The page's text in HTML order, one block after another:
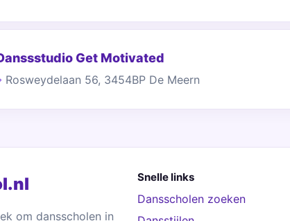
Get Motivated
Rosweydelaan 56, 3454BP De Meern
om dansscholen in
Snelle links
Dansscholen zoeken